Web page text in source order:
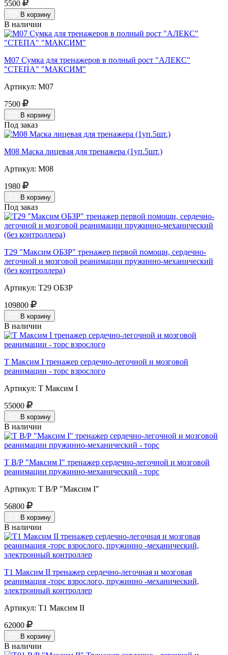
5500
В корзину
В наличии
М07 Сумка для тренажеров в полный рост "АЛЕКС"
"СТЕПА" "МАКСИМ"
Артикул: М07
7500
В корзину
Под заказ
М08 Маска лицевая для тренажера (1уп.5шт.)
Артикул: М08
1980
В корзину
Под заказ
Т29 "Максим ОБЗР" тренажер первой помощи, сердечно-
легочной и мозговой реанимации пружинно-механический
(без контроллера)
Артикул: Т29 ОБЗР
109800
В корзину
В наличии
Т Максим I тренажер сердечно-легочной и мозговой
реанимации - торс взрослого
Артикул: Т Максим I
55000
В корзину
В наличии
Т В/Р "Максим I" тренажер сердечно-легочной и мозговой
реанимации пружинно-механический - торс
Артикул: Т В/Р "Максим I"
56800
В корзину
В наличии
Т1 Максим II тренажер сердечно-легочная и мозговая
реанимация -торс взрослого, пружинно -механический,
электронный контроллер
Артикул: Т1 Максим II
62000
В корзину
В наличии